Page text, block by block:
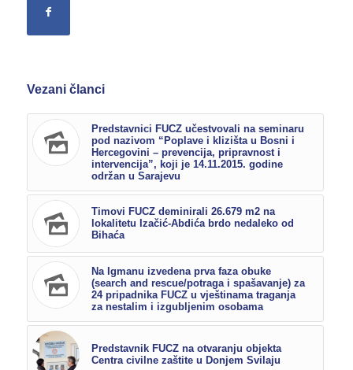
Vezani članci
Predstavnici FUCZ učestvovali na seminaru
pod nazivom “Poplave i klizišta u Bosni i
Hercegovini – prevencija, pripravnost i
intervencija”, koji je 14.11.2015. godine
održan u Sarajevu
Timovi FUCZ deminirali 26.679 m2 na
lokalitetu Izačić-Abdića brdo nedaleko od
Bihaća
Na Igmanu izvedena prva faza obuke
(search and rescue/potraga i spašavanje) za
24 pripadnika FUCZ u vještinama traganja
za nestalim i izgubljenim osobama
Predstavnik FUCZ na otvaranju objekta
Centra civilne zaštite u Donjem Svilaju